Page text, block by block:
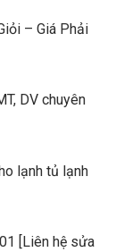
– Giá Phải
DV chuyên
lạnh tủ lạnh
[Liên hệ sửa